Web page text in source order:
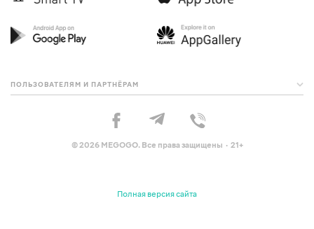
ПОЛЬЗОВАТЕЛЯМ И ПАРТНЁРАМ
© 2026 MEGOGO. Все права защищены · 21+
Полная версия сайта